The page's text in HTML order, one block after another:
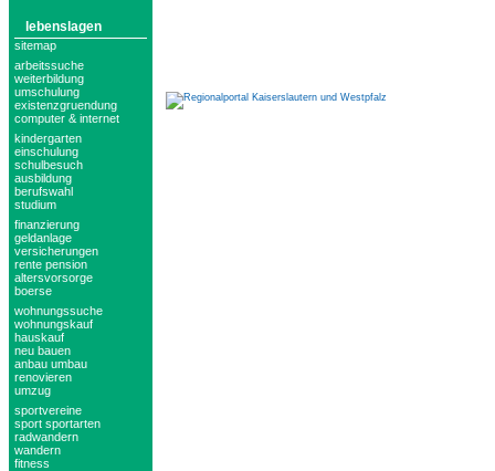
lebenslagen
sitemap
arbeitssuche
weiterbildung
umschulung
existenzgruendung
computer & internet
kindergarten
einschulung
schulbesuch
ausbildung
berufswahl
studium
finanzierung
geldanlage
versicherungen
rente pension
altersvorsorge
boerse
wohnungssuche
wohnungskauf
hauskauf
neu bauen
anbau umbau
renovieren
umzug
sportvereine
sport sportarten
radwandern
wandern
fitness